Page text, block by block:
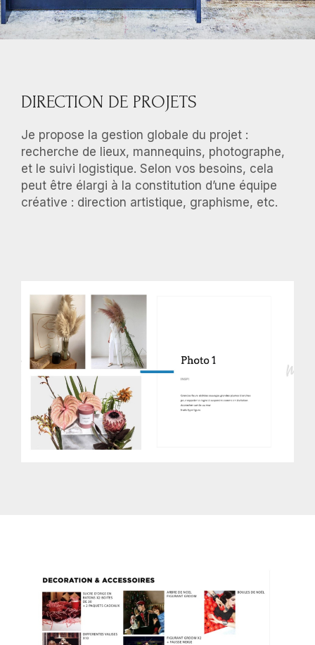
DIRECTION DE PROJETS
Je propose la gestion globale du projet :
recherche de lieux, mannequins, photographe,
et le suivi logistique. Selon vos besoins, cela
peut être élargi à la constitution d’une équipe
créative : direction artistique, graphisme, etc.